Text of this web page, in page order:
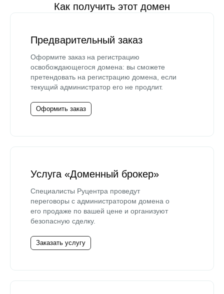
Как получить этот домен
Предварительный заказ
Оформите заказ на регистрацию
освобождающегося домена: вы сможете
претендовать на регистрацию домена, если
текущий администратор его не продлит.
Оформить заказ
Услуга «Доменный брокер»
Специалисты Руцентра проведут
переговоры с администратором домена о
его продаже по вашей цене и организуют
безопасную сделку.
Заказать услугу